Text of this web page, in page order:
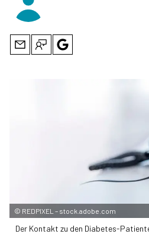
© REDPIXEL – stock.adobe.com
Der Kontakt zu den Diabetes-